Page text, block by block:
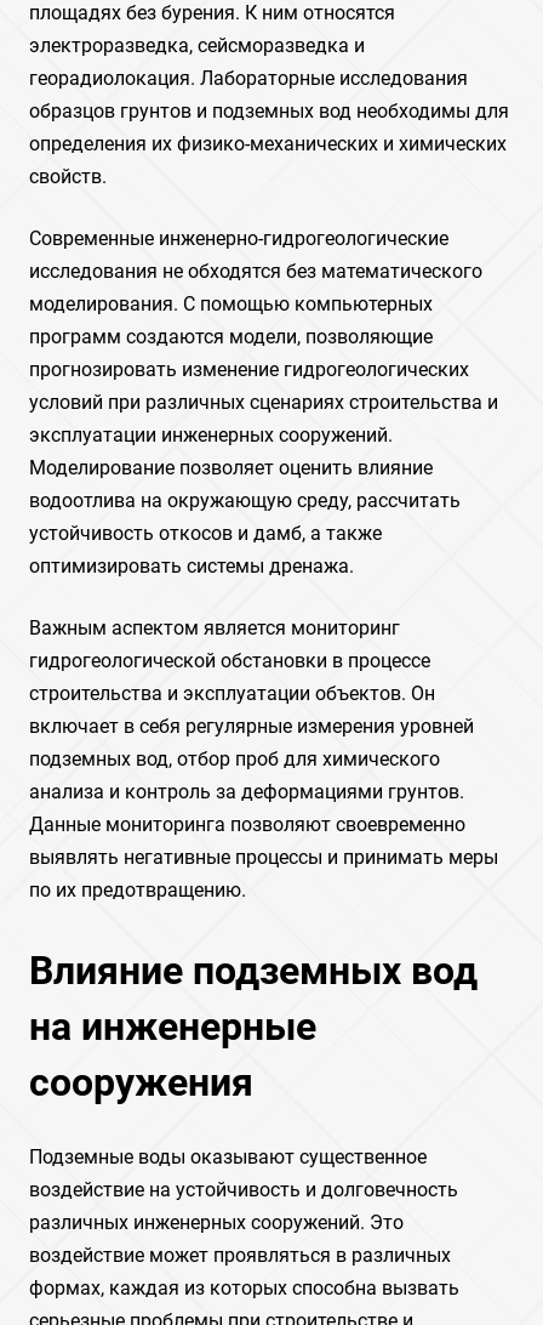
площадях без бурения. К ним относятся
электроразведка, сейсморазведка и
георадиолокация. Лабораторные исследования
образцов грунтов и подземных вод необходимы для
определения их физико-механических и химических
свойств.
Современные инженерно-гидрогеологические
исследования не обходятся без математического
моделирования. С помощью компьютерных
программ создаются модели, позволяющие
прогнозировать изменение гидрогеологических
условий при различных сценариях строительства и
эксплуатации инженерных сооружений.
Моделирование позволяет оценить влияние
водоотлива на окружающую среду, рассчитать
устойчивость откосов и дамб, а также
оптимизировать системы дренажа.
Важным аспектом является мониторинг
гидрогеологической обстановки в процессе
строительства и эксплуатации объектов. Он
включает в себя регулярные измерения уровней
подземных вод, отбор проб для химического
анализа и контроль за деформациями грунтов.
Данные мониторинга позволяют своевременно
выявлять негативные процессы и принимать меры
по их предотвращению.
Влияние подземных вод
на инженерные
сооружения
Подземные воды оказывают существенное
воздействие на устойчивость и долговечность
различных инженерных сооружений. Это
воздействие может проявляться в различных
формах, каждая из которых способна вызвать